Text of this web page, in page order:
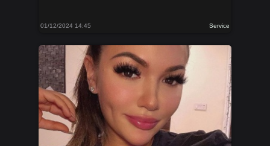
01/12/2024 14:45 Service